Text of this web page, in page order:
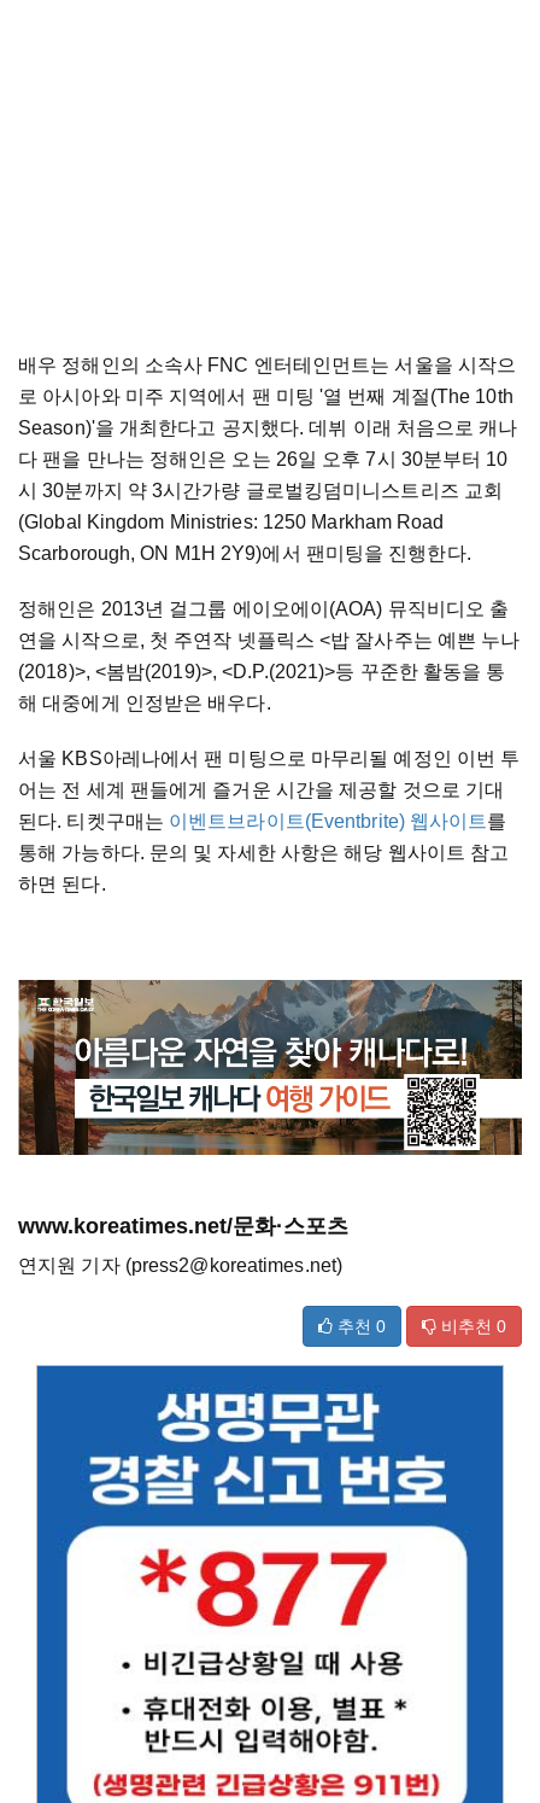
배우 정해인의 소속사 FNC 엔터테인먼트는 서울을 시작으
로 아시아와 미주 지역에서 팬 미팅 '열 번째 계절(The 10th
Season)'을 개최한다고 공지했다. 데뷔 이래 처음으로 캐나
다 팬을 만나는 정해인은 오는 26일 오후 7시 30분부터 10
시 30분까지 약 3시간가량 글로벌킹덤미니스트리즈 교회
(Global Kingdom Ministries: 1250 Markham Road
Scarborough, ON M1H 2Y9)에서 팬미팅을 진행한다.
정해인은 2013년 걸그룹 에이오에이(AOA) 뮤직비디오 출
연을 시작으로, 첫 주연작 넷플릭스 <밥 잘사주는 예쁜 누나
(2018)>, <봄밤(2019)>, <D.P.(2021)>등 꾸준한 활동을 통
해 대중에게 인정받은 배우다.
서울 KBS아레나에서 팬 미팅으로 마무리될 예정인 이번 투
어는 전 세계 팬들에게 즐거운 시간을 제공할 것으로 기대
된다. 티켓구매는 이벤트브라이트(Eventbrite) 웹사이트를
통해 가능하다. 문의 및 자세한 사항은 해당 웹사이트 참고
하면 된다.
www.koreatimes.net/문화·스포츠
연지원 기자 (press2@koreatimes.net)
추천 0 비추천 0